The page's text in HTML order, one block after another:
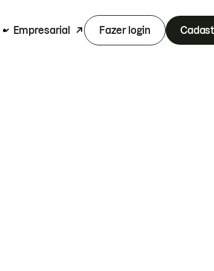
Empresarial Fazer login